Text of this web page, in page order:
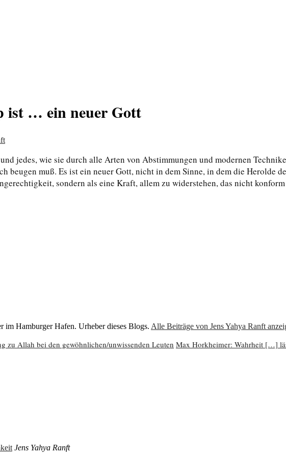
ist … ein neuer Gott
jedes, wie sie durch alle Arten von Abstimmungen und modernen
beugen muß. Es ist ein neuer Gott, nicht in dem Sinne, in dem die Herolde
sondern als eine Kraft, allem zu widerstehen, das nicht
im Hamburger Hafen. Urheber dieses Blogs. Alle Beiträge von Jens Yahya Ranft
zu Allah bei den gewöhnlichen/unwissenden Leuten Max Horkheimer: Wahrheit […]
Jens Yahya Ranft